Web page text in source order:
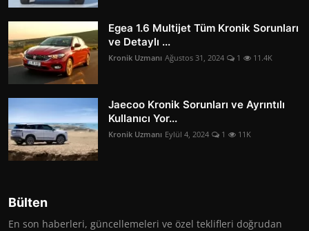
Egea 1.6 Multijet Tüm Kronik Sorunları
ve Detaylı ...
Kronik Uzmanı Ağustos 31, 2024 1 11.4K
Jaecoo Kronik Sorunları ve Ayrıntılı
Kullanıcı Yor...
Kronik Uzmanı Eylül 4, 2024 1 11K
Bülten
En son haberleri, güncellemeleri ve özel teklifleri doğrudan